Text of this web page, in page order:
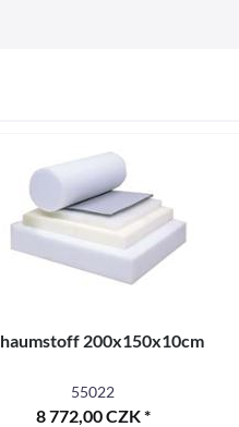
200x150x10cm
55022
8 772,00 CZK *